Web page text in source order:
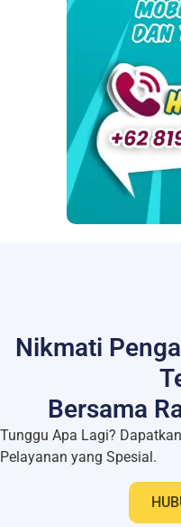
Nikmati
Bersama
Tunggu Apa Lagi?
Pelayanan yang Spesial.